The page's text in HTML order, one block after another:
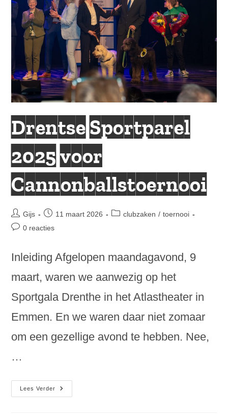
Drentse Sportparel
2025 voor
Cannonballstoernooi
Bericht
auteur:
Gijs
Bericht
gepubliceerd
11 maart 2026 Berichtcategorie:
clubzaken / toernooi
Bericht0 reacties
Inleiding Afgelopen maandagavond, 9
maart, waren we aanwezig op het
Sportgala Drenthe in het Atlastheater in
Emmen. En we waren daar niet zomaar
om een gezellige avond te hebben. Nee,
…
Lees Verder
Drentse
Sportparel